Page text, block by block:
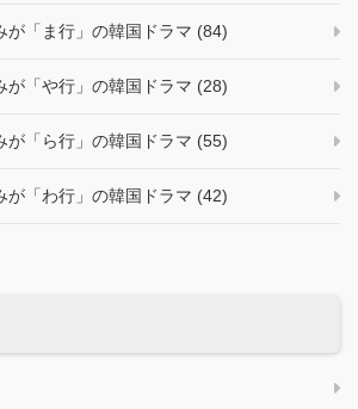
が「ま行」の韓国ドラマ (84)
が「や行」の韓国ドラマ (28)
が「ら行」の韓国ドラマ (55)
が「わ行」の韓国ドラマ (42)